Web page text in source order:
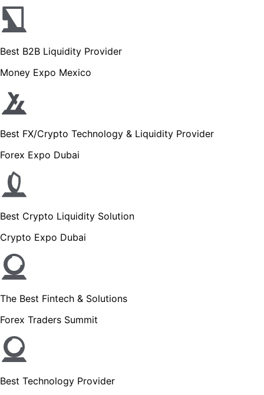
Best B2B Liquidity Provider
Money Expo Mexico
Best FX/Crypto Technology & Liquidity Provider
Forex Expo Dubai
Best Crypto Liquidity Solution
Crypto Expo Dubai
The Best Fintech & Solutions
Forex Traders Summit
Best Technology Provider